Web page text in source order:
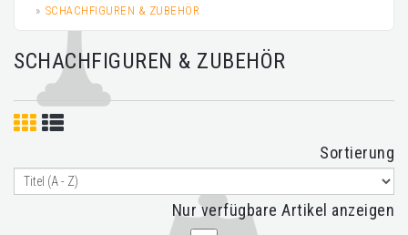
SCHACHFIGUREN & ZUBEHÖR
SCHACHFIGUREN & ZUBEHÖR
Sortierung
Nur verfügbare Artikel anzeigen